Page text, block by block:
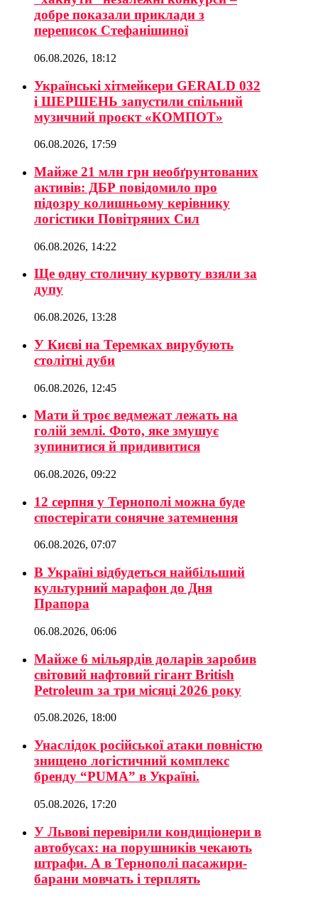
добре показали приклади з
переписок Стефанішиної
06.08.2026, 18:12
Українські хітмейкери GERALD 032
і ШЕРШЕНЬ запустили спільний
музичний проєкт «КОМПОТ»
06.08.2026, 17:59
Майже 21 млн грн необґрунтованих
активів: ДБР повідомило про
підозру колишньому керівнику
логістики Повітряних Сил
06.08.2026, 14:22
Ще одну столичну курвоту взяли за
дупу
06.08.2026, 13:28
У Києві на Теремках вирубують
столітні дуби
06.08.2026, 12:45
Мати й троє ведмежат лежать на
голій землі. Фото, яке змушує
зупинитися й придивитися
06.08.2026, 09:22
12 серпня у Тернополі можна буде
спостерігати сонячне затемнення
06.08.2026, 07:07
В Україні відбудеться найбільший
культурний марафон до Дня
Прапора
06.08.2026, 06:06
Майже 6 мільярдів доларів заробив
світовий нафтовий гігант British
Petroleum за три місяці 2026 року
05.08.2026, 18:00
Унаслідок російської атаки повністю
знищено логістичний комплекс
бренду “PUMA” в Україні.
05.08.2026, 17:20
У Львові перевірили кондиціонери в
автобусах: на порушників чекають
штрафи. А в Тернополі пасажири-
барани мовчать і терплять